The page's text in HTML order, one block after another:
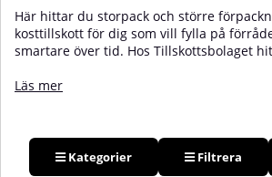
Här hittar du storpack och större
kosttillskott för dig som vill fylla på
smartare över tid. Hos Tillskottsbolaget
träningsprodukter för både styrka,
samma produkter varje vecka eller vill
till bättre pris per portion. Sortimentet
Läs mer
Kategorier Filtrera